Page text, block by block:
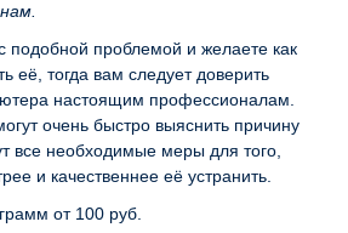
подобной проблемой и желаете как
её, тогда вам следует доверить
настоящим профессионалам.
очень быстро выяснить причину
все необходимые меры для того,
и качественнее её устранить.
от 100 руб.